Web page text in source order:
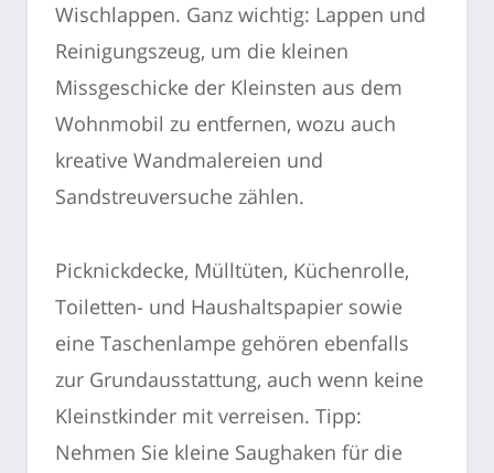
Wischlappen. Ganz wichtig: Lappen und
Reinigungszeug, um die kleinen
Missgeschicke der Kleinsten aus dem
Wohnmobil zu entfernen, wozu auch
kreative Wandmalereien und
Sandstreuversuche zählen.
Picknickdecke, Mülltüten, Küchenrolle,
Toiletten- und Haushaltspapier sowie
eine Taschenlampe gehören ebenfalls
zur Grundausstattung, auch wenn keine
Kleinstkinder mit verreisen. Tipp:
Nehmen Sie kleine Saughaken für die